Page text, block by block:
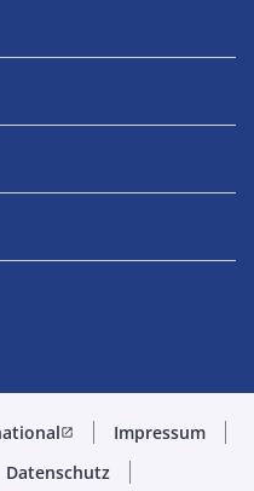
open_in_new
Impressum
Datenschutz